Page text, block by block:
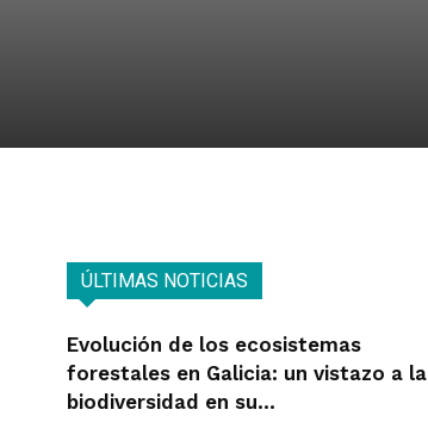
ÚLTIMAS NOTICIAS
Evolución de los ecosistemas
forestales en Galicia: un vistazo a la
biodiversidad en su...